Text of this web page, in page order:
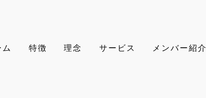
特徴 理念 サービス メンバー紹介